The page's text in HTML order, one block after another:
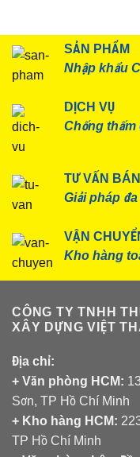
SẢN PHẨM
Nhập khẩu
DỊCH VỤ
Chống
TƯ VẤN
Giải pháp
VẬN
Kho hàng
CÔNG TY TNHH
XÂY DỰNG VIỆT
Địa chỉ:
+ Văn phòng HCM:
Sơn, TP Hồ Chí Minh
+ Kho hàng HCM:
TP Hồ Chí Minh